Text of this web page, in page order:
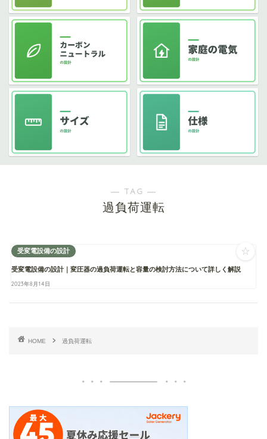
― TAG ―
過負荷運転
受変電設備の設計
受変電設備の設計｜変圧器の過負荷運転と容量の検討方法について詳しく解説
2023年8月14日
☆
HOME 過負荷運転